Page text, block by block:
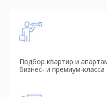
Подбор квартир и
бизнес- и премиум-класса